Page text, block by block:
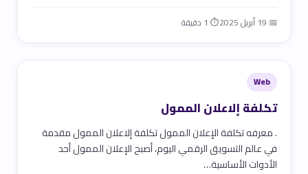
📅 19 أبريل 2025 ⏱ 1 دقيقة
Web
تكلفة إلاعلان الممول
. معرفه تكلفة الإعلان الممول تكلفة إلاعلان الممول مقدمة
في عالم التسويق الرقمي اليوم، أصبح الإعلان الممول أحد
الأدوات الأساسية…